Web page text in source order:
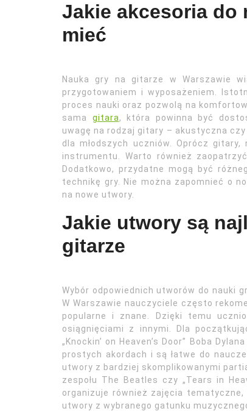
Jakie akcesoria do
mieć
Nauka gry na gitarze w Warszawie
przygotowaniem i wyposażeniem.
proces nauki oraz pozwolą na
sama gitara, która powinna być
uwagę na rodzaj gitary – akustyczna
dla młodszych uczniów. Oprócz
instrumentu. Warto również
Dodatkowo, przydatne mogą być
technikę gry. Nie można zapomnieć o
na nowe utwory.
Jakie utwory są
gitarze
Wybór odpowiednich utworów do nauki
W Warszawie nauczyciele często
popularne i znane. Dzięki temu
osiągnięciami z innymi. Dla
„Knockin’ on Heaven’s Door” Boba
prostych akordach i są łatwe do
utwory z bardziej skomplikowanymi
zespołu The Beatles czy „Tears in
organizuje również zajęcia
utwory z wybranego gatunku